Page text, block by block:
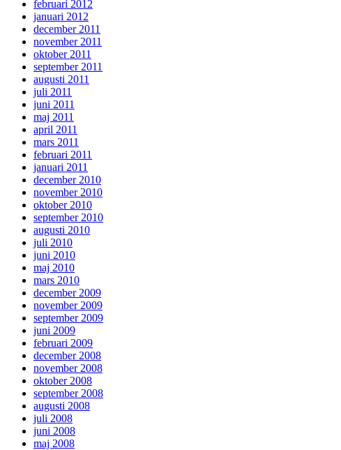
februari 2012
januari 2012
december 2011
november 2011
oktober 2011
september 2011
augusti 2011
juli 2011
juni 2011
maj 2011
april 2011
mars 2011
februari 2011
januari 2011
december 2010
november 2010
oktober 2010
september 2010
augusti 2010
juli 2010
juni 2010
maj 2010
mars 2010
december 2009
november 2009
september 2009
juni 2009
februari 2009
december 2008
november 2008
oktober 2008
september 2008
augusti 2008
juli 2008
juni 2008
maj 2008